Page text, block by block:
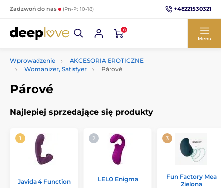
Zadzwoń do nas (Pn-Pt 10-18) +48221530321
0
Menu
Wprowadzenie
AKCESORIA EROTICZNE
Womanizer, Satisfyer
Párové
Párové
Najlepiej sprzedające się produkty
Javida 4 Function LELO Enigma
Fun Factory Mea
Zielona